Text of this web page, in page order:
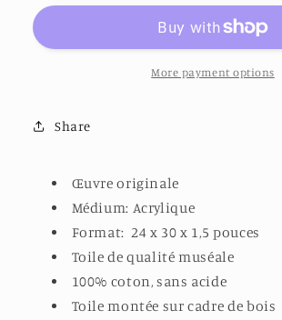
More payment options
Share
Œuvre originale
Médium: Acrylique
Format: 24 x 30 x 1,5 pouces
Toile de qualité muséale
100% coton, sans acide
Toile montée sur cadre de bois